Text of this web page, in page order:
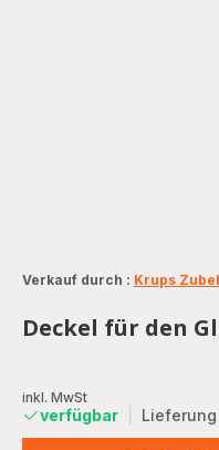
Verkauf durch : Krups
Deckel für den
inkl. MwSt
verfügbar